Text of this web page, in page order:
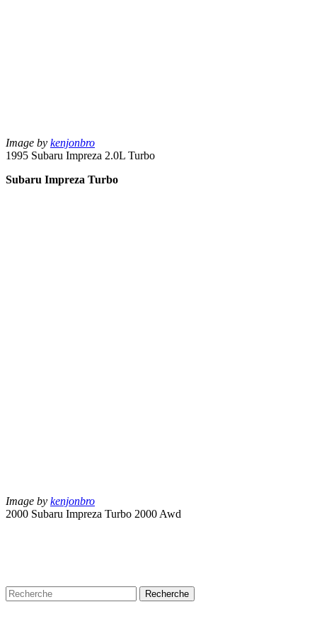
Image by kenjonbro
1995 Subaru Impreza 2.0L Turbo
Subaru Impreza Turbo
Image by kenjonbro
2000 Subaru Impreza Turbo 2000 Awd